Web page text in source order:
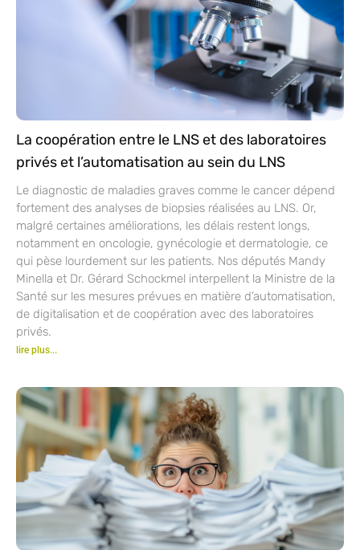
La coopération entre le LNS et des laboratoires
privés et l’automatisation au sein du LNS
Le diagnostic de maladies graves comme le cancer dépend
fortement des analyses de biopsies réalisées au LNS. Or,
malgré certaines améliorations, les délais restent longs,
notamment en oncologie, gynécologie et dermatologie, ce
qui pèse lourdement sur les patients. Nos députés Mandy
Minella et Dr. Gérard Schockmel interpellent la Ministre de la
Santé sur les mesures prévues en matière d’automatisation,
de digitalisation et de coopération avec des laboratoires
privés.
lire plus...